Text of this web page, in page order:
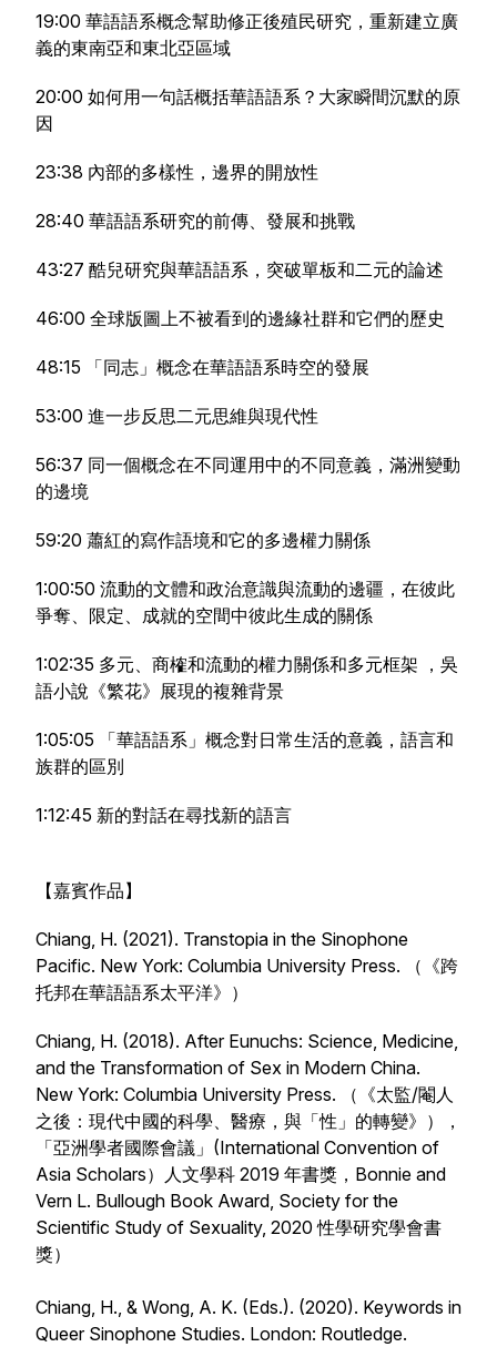
19:00 華語語系概念幫助修正後殖民研究，重新建立廣
義的東南亞和東北亞區域
20:00 如何用一句話概括華語語系？大家瞬間沉默的原
因
23:38 內部的多樣性，邊界的開放性
28:40 華語語系研究的前傳、發展和挑戰
43:27 酷兒研究與華語語系，突破單板和二元的論述
46:00 全球版圖上不被看到的邊緣社群和它們的歷史
48:15 「同志」概念在華語語系時空的發展
53:00 進一步反思二元思維與現代性
56:37 同一個概念在不同運用中的不同意義，滿洲變動
的邊境
59:20 蕭紅的寫作語境和它的多邊權力關係
1:00:50 流動的文體和政治意識與流動的邊疆，在彼此
爭奪、限定、成就的空間中彼此生成的關係
1:02:35 多元、商榷和流動的權力關係和多元框架 ，吳
語小說《繁花》展現的複雜背景
1:05:05 「華語語系」概念對日常生活的意義，語言和
族群的區別
1:12:45 新的對話在尋找新的語言
【嘉賓作品】
Chiang, H. (2021). Transtopia in the Sinophone
Pacific. New York: Columbia University Press. （《跨
托邦在華語語系太平洋》）
Chiang, H. (2018). After Eunuchs: Science, Medicine,
and the Transformation of Sex in Modern China.
New York: Columbia University Press. （《太監/閹人
之後：現代中國的科學、醫療，與「性」的轉變》），
「亞洲學者國際會議」(International Convention of
Asia Scholars）人文學科 2019 年書獎，Bonnie and
Vern L. Bullough Book Award, Society for the
Scientific Study of Sexuality, 2020 性學研究學會書
獎）
Chiang, H., & Wong, A. K. (Eds.). (2020). Keywords in
Queer Sinophone Studies. London: Routledge.